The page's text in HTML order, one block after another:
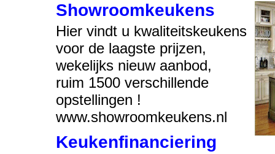
Showroomkeukens
Hier vindt u kwaliteitskeukens
voor de laagste prijzen,
wekelijks nieuw aanbod,
ruim 1500 verschillende
opstellingen !
www.showroomkeukens.nl
Keukenfinanciering